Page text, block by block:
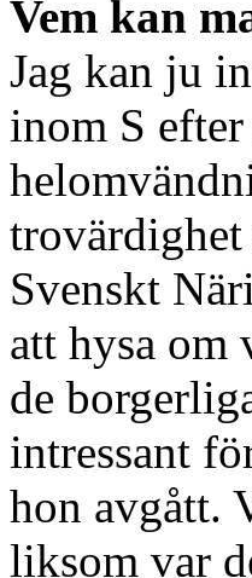
Vem kan
Jag kan ju
inom S
Svenskt
att hysa om
de
intressant
hon avgått.
liksom var